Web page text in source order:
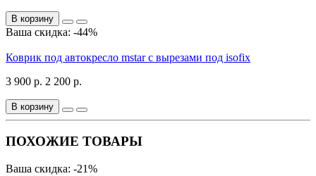
В корзину
Ваша скидка: -44%
Коврик под автокресло mstar с вырезами под isofix
3 900 р. 2 200 р.
В корзину
ПОХОЖИЕ ТОВАРЫ
Ваша скидка: -21%